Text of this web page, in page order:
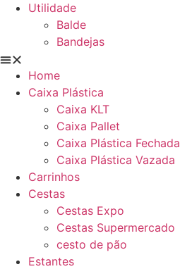
Utilidade
Balde
Bandejas
Home
Caixa Plástica
Caixa KLT
Caixa Pallet
Caixa Plástica Fechada
Caixa Plástica Vazada
Carrinhos
Cestas
Cestas Expo
Cestas Supermercado
cesto de pão
Estantes